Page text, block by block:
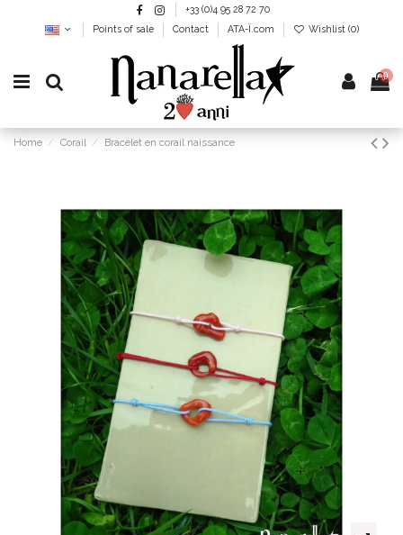
+33 (0)4 95 28 72 70
Points of sale
Contact ATA-Ï.com Wishlist (0)
0
Home Corail Bracelet en corail naissance